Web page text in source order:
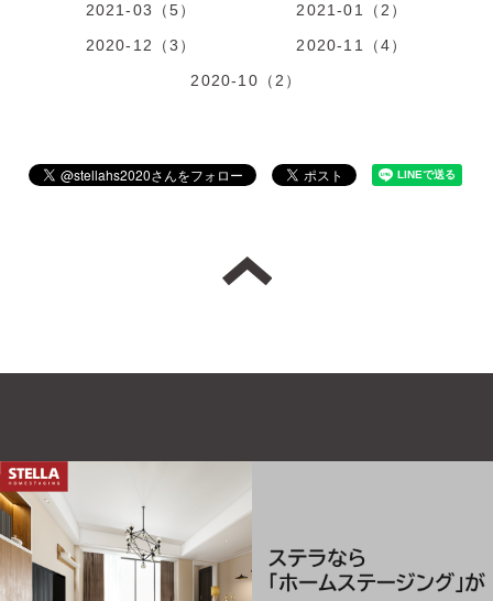
2021-03（5）
2021-01（2）
2020-12（3）
2020-11（4）
2020-10（2）